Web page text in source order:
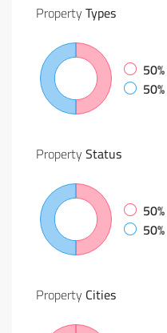
PropertyTypes
50%
50%
PropertyStatus
50%
50%
Property Cities